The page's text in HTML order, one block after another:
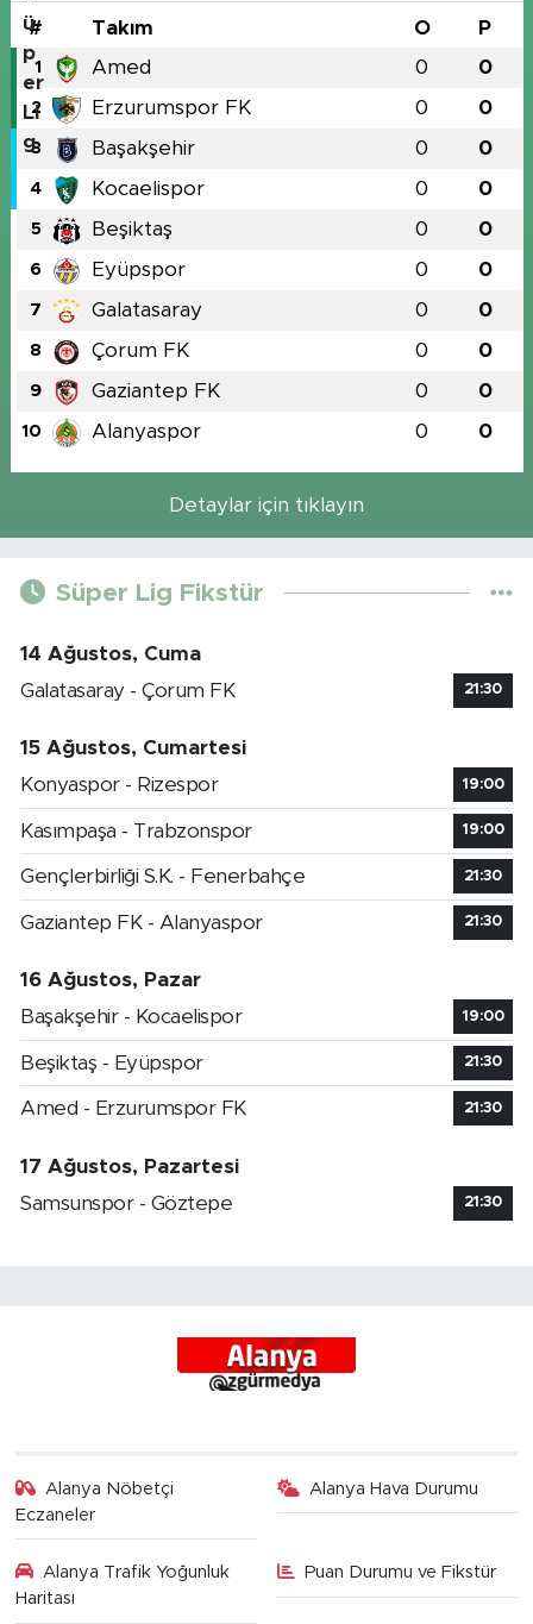
# Takım O P
1 Amed 0 0
2 Erzurumspor FK 0 0
3 Başakşehir 0 0
4 Kocaelispor 0 0
5 Beşiktaş 0 0
6 Eyüpspor 0 0
7 Galatasaray 0 0
8 Çorum FK 0 0
9 Gaziantep FK 0 0
10 Alanyaspor 0 0
Detaylar için tıklayın
Süper Lig Fikstür
14 Ağustos, Cuma
Galatasaray - Çorum FK
21:30
15 Ağustos, Cumartesi
Konyaspor - Rizespor
19:00
Kasımpaşa - Trabzonspor 19:00
Gençlerbirliği S.K. - Fenerbahçe 21:30
Gaziantep FK - Alanyaspor 21:30
16 Ağustos, Pazar
Başakşehir - Kocaelispor
19:00
Beşiktaş - Eyüpspor 21:30
Amed - Erzurumspor FK 21:30
17 Ağustos, Pazartesi
Samsunspor - Göztepe
21:30
Alanya Nöbetçi
Eczaneler
Alanya Hava Durumu
Alanya Trafik Yoğunluk
Haritası
Puan Durumu ve Fikstür